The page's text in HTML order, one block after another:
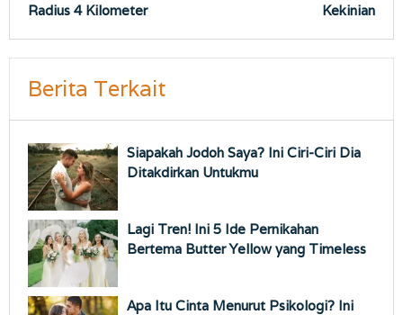
Radius 4 Kilometer
Kekinian
Berita Terkait
Siapakah Jodoh Saya? Ini Ciri-Ciri Dia
Ditakdirkan Untukmu
Lagi Tren! Ini 5 Ide Pernikahan
Bertema Butter Yellow yang Timeless
Apa Itu Cinta Menurut Psikologi? Ini